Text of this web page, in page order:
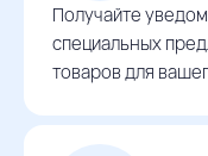
Получайте
специальных
товаров для